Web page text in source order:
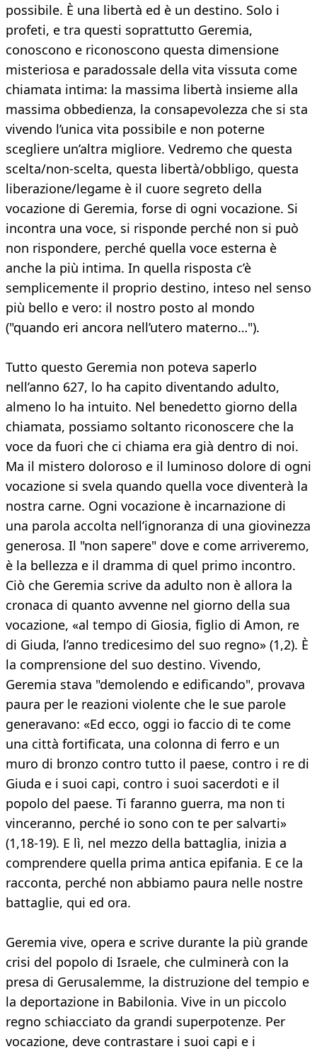
possibile. È una libertà ed è un destino. Solo i
profeti, e tra questi soprattutto Geremia,
conoscono e riconoscono questa dimensione
misteriosa e paradossale della vita vissuta come
chiamata intima: la massima libertà insieme alla
massima obbedienza, la consapevolezza che si sta
vivendo l’unica vita possibile e non poterne
scegliere un’altra migliore. Vedremo che questa
scelta/non-scelta, questa libertà/obbligo, questa
liberazione/legame è il cuore segreto della
vocazione di Geremia, forse di ogni vocazione. Si
incontra una voce, si risponde perché non si può
non rispondere, perché quella voce esterna è
anche la più intima. In quella risposta c’è
semplicemente il proprio destino, inteso nel senso
più bello e vero: il nostro posto al mondo
("quando eri ancora nell’utero materno…").
Tutto questo Geremia non poteva saperlo
nell’anno 627, lo ha capito diventando adulto,
almeno lo ha intuito. Nel benedetto giorno della
chiamata, possiamo soltanto riconoscere che la
voce da fuori che ci chiama era già dentro di noi.
Ma il mistero doloroso e il luminoso dolore di ogni
vocazione si svela quando quella voce diventerà la
nostra carne. Ogni vocazione è incarnazione di
una parola accolta nell’ignoranza di una giovinezza
generosa. Il "non sapere" dove e come arriveremo,
è la bellezza e il dramma di quel primo incontro.
Ciò che Geremia scrive da adulto non è allora la
cronaca di quanto avvenne nel giorno della sua
vocazione, «al tempo di Giosia, figlio di Amon, re
di Giuda, l’anno tredicesimo del suo regno» (1,2). È
la comprensione del suo destino. Vivendo,
Geremia stava "demolendo e edificando", provava
paura per le reazioni violente che le sue parole
generavano: «Ed ecco, oggi io faccio di te come
una città fortificata, una colonna di ferro e un
muro di bronzo contro tutto il paese, contro i re di
Giuda e i suoi capi, contro i suoi sacerdoti e il
popolo del paese. Ti faranno guerra, ma non ti
vinceranno, perché io sono con te per salvarti»
(1,18-19). E lì, nel mezzo della battaglia, inizia a
comprendere quella prima antica epifania. E ce la
racconta, perché non abbiamo paura nelle nostre
battaglie, qui ed ora.
Geremia vive, opera e scrive durante la più grande
crisi del popolo di Israele, che culminerà con la
presa di Gerusalemme, la distruzione del tempio e
la deportazione in Babilonia. Vive in un piccolo
regno schiacciato da grandi superpotenze. Per
vocazione, deve contrastare i suoi capi e i